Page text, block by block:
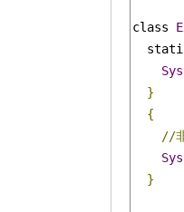
class
}
{
//
}